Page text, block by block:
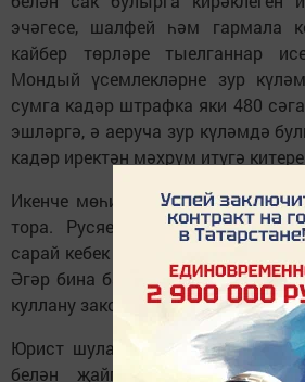
эчәгесе, шалфей һәм гармала
кайбер төрләре тыелганнар
Мондый үсемлекләрне зур
сумга кадәр штрафка яки 480
эшләргә, ә аеруча зур күләмдә
кадәр иректән мәхрүм итүгә
Икенче мөһим момент булып
тора. Русяев ассызыклаганча,
сарай кебек объектлар теркәлүне
Әгәр бина бар икән, ләкин
куллану законсыз булачак.
Юрист шулай ук кишәрлектә су
белән җайга салынуын